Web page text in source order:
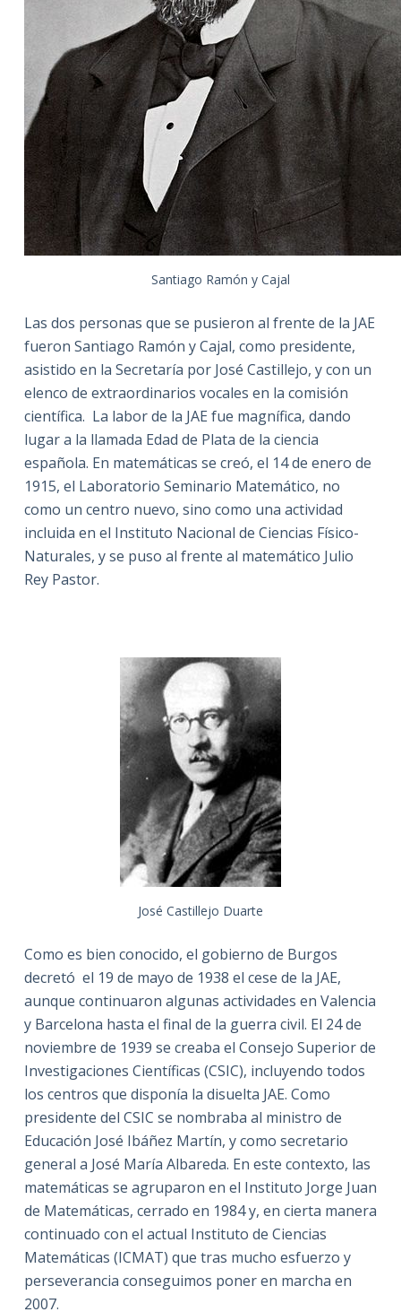
Santiago Ramón y Cajal
Las dos personas que se pusieron al frente de la JAE
fueron Santiago Ramón y Cajal, como presidente,
asistido en la Secretaría por José Castillejo, y con un
elenco de extraordinarios vocales en la comisión
científica. La labor de la JAE fue magnífica, dando
lugar a la llamada Edad de Plata de la ciencia
española. En matemáticas se creó, el 14 de enero de
1915, el Laboratorio Seminario Matemático, no
como un centro nuevo, sino como una actividad
incluida en el Instituto Nacional de Ciencias Físico-
Naturales, y se puso al frente al matemático Julio
Rey Pastor.
José Castillejo Duarte
Como es bien conocido, el gobierno de Burgos
decretó el 19 de mayo de 1938 el cese de la JAE,
aunque continuaron algunas actividades en Valencia
y Barcelona hasta el final de la guerra civil. El 24 de
noviembre de 1939 se creaba el Consejo Superior de
Investigaciones Científicas (CSIC), incluyendo todos
los centros que disponía la disuelta JAE. Como
presidente del CSIC se nombraba al ministro de
Educación José Ibáñez Martín, y como secretario
general a José María Albareda. En este contexto, las
matemáticas se agruparon en el Instituto Jorge Juan
de Matemáticas, cerrado en 1984 y, en cierta manera
continuado con el actual Instituto de Ciencias
Matemáticas (ICMAT) que tras mucho esfuerzo y
perseverancia conseguimos poner en marcha en
2007.